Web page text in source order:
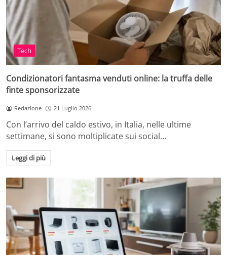
Tech
Condizionatori fantasma venduti online: la truffa delle
finte sponsorizzate
Redazione 21 Luglio 2026
Con l’arrivo del caldo estivo, in Italia, nelle ultime
settimane, si sono moltiplicate sui social…
Leggi di più